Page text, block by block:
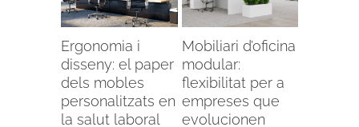
Ergonomia i
disseny: el paper
dels mobles
personalitzats en
la salut laboral
Mobiliari d’oficina
modular:
flexibilitat per a
empreses que
evolucionen